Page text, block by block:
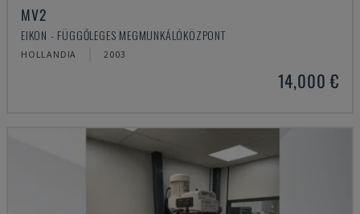
MV2
EIKON - FÜGGŐLEGES MEGMUNKÁLÓKÖZPONT
HOLLANDIA 2003
14,000 €